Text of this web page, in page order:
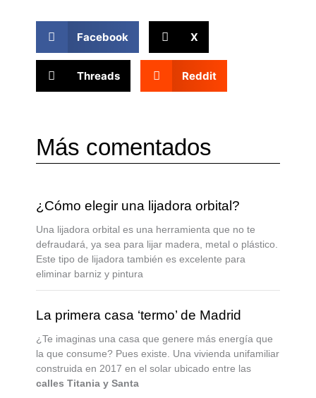
Facebook X
Threads Reddit
Más comentados
¿Cómo elegir una lijadora orbital?
Una lijadora orbital es una herramienta que no te
defraudará, ya sea para lijar madera, metal o plástico.
Este tipo de lijadora también es excelente para
eliminar barniz y pintura
La primera casa ‘termo’ de Madrid
¿Te imaginas una casa que genere más energía que
la que consume? Pues existe. Una vivienda unifamiliar
construida en 2017 en el solar ubicado entre las
calles Titania y Santa